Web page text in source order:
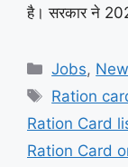
है। सरकार ने
Categories
Jobs,
Tags
Ration
Ration Card
Ration Card